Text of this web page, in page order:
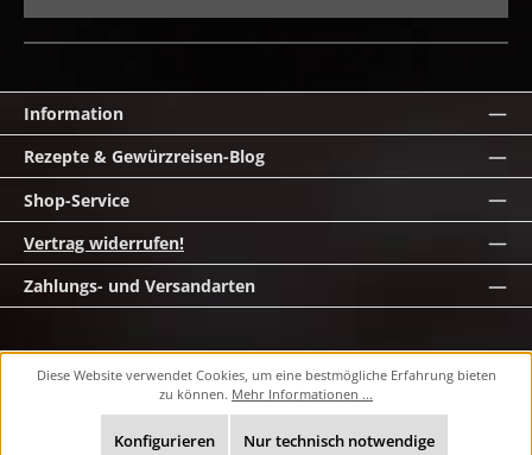
Information
Rezepte & Gewürzreisen-Blog
Shop-Service
Vertrag widerrufen!
Zahlungs- und Versandarten
Nachnahmegebühren, wenn nicht anders angegeben.
© 2026 masawi.de - Alle Rechte vorbehalten. Theme by
Diese Website verwendet Cookies, um eine bestmögliche Erfahrung bieten
zu können. Mehr Informationen ...
Nur technisch notwendige
Konfigurieren